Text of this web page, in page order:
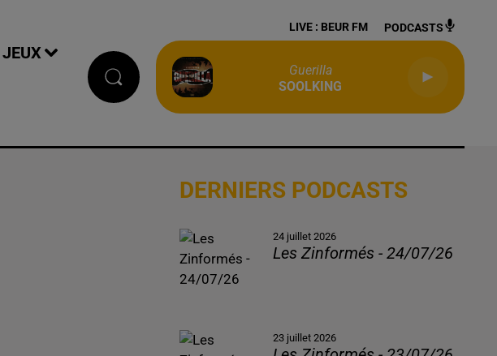
JEUX
LIVE : BEUR FM PODCASTS
Guerilla
SOOLKING
DERNIERS PODCASTS
24 juillet 2026
Les Zinformés - 24/07/26
23 juillet 2026